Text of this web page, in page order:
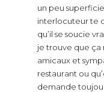
un peu
interlocuteur te
qu’il se soucie
je trouve que ça
amicaux et
restaurant ou
demande